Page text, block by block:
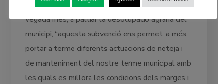
D’aquesta manera, Nules es compromet, una
vegada més, a pal·liar la desocupació agrària del
municipi, “aquesta subvenció ens permet, a més,
portar a terme diferents actuacions de neteja i
de manteniment del nostre terme municipal amb
les quals es millora les condicions dels marges i